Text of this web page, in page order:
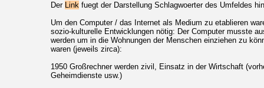
Der Link fuegt der Darstellung Schlagwoerter des Umfeldes
Um den Computer / das Internet als Medium zu etablieren
sozio-kulturelle Entwicklungen nötig: Der Computer musste
werden um in die Wohnungen der Menschen einziehen zu
waren (jeweils zirca):
1950 Großrechner werden zivil, Einsatz in der Wirtschaft
Geheimdienste usw.)